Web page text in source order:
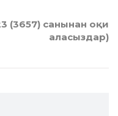
(3657) санынан оқи
аласыздар)